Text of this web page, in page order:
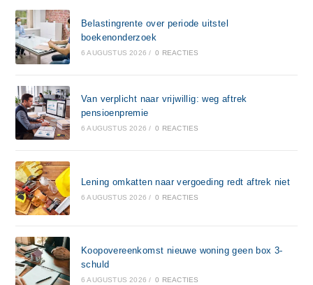
Belastingrente over periode uitstel
boekenonderzoek
6 AUGUSTUS 2026 / 0 REACTIES
Van verplicht naar vrijwillig: weg aftrek
pensioenpremie
6 AUGUSTUS 2026 / 0 REACTIES
Lening omkatten naar vergoeding redt aftrek niet
6 AUGUSTUS 2026 / 0 REACTIES
Koopovereenkomst nieuwe woning geen box 3-
schuld
6 AUGUSTUS 2026 / 0 REACTIES